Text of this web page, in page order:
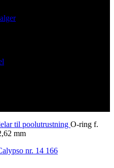
til poolutrustning O-ring f.
mm